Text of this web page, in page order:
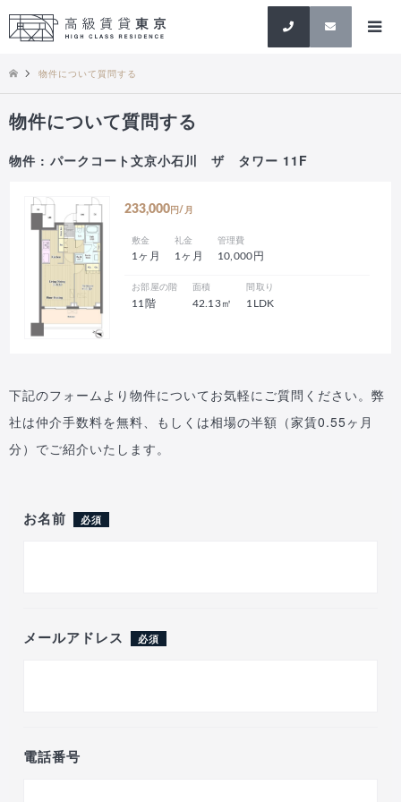
検索
物件について質問する
物件について質問する
物件 : パークコート文京小石川 ザ タワー 11F
233,000 円/月
敷金
1ヶ月
礼金
1ヶ月
管理費
10,000円
お部屋の階
11階
面積
42.13㎡
間取り
1LDK
下記のフォームより物件についてお気軽にご質問ください。弊
社は仲介手数料を無料、もしくは相場の半額（家賃0.55ヶ月
分）でご紹介いたします。
お名前 必須
メールアドレス 必須
電話番号